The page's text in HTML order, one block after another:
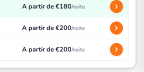
A partir de €180/noite
A partir de €200/noite
A partir de €200/noite